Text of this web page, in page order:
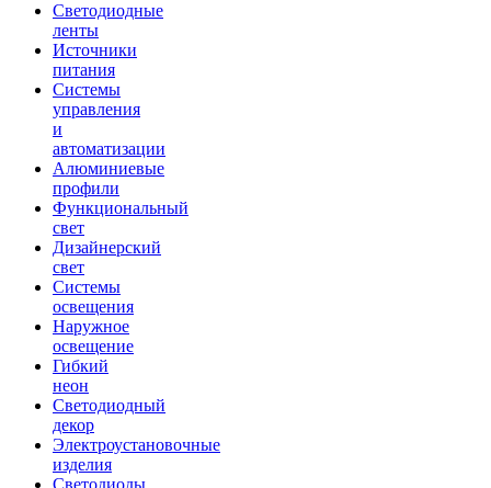
Светодиодные
ленты
Источники
питания
Системы
управления
и
автоматизации
Алюминиевые
профили
Функциональный
свет
Дизайнерский
свет
Системы
освещения
Наружное
освещение
Гибкий
неон
Светодиодный
декор
Электроустановочные
изделия
Светодиоды